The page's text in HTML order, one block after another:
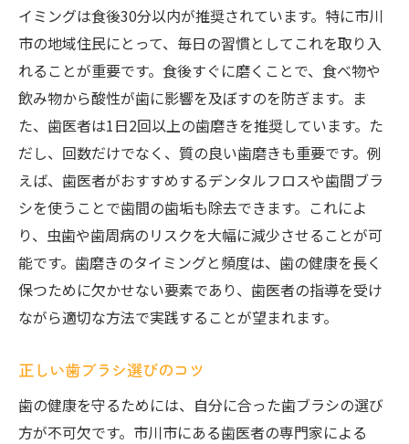
イミングは食後30分以内が推奨されています。特に市川
市の地域住民にとって、毎日の習慣としてこれを取り入
れることが重要です。食後すぐに磨くことで、食べ物や
飲み物から酸性が歯に影響を及ぼすのを防ぎます。ま
た、歯医者は1日2回以上の歯磨きを推奨しています。た
だし、回数だけでなく、質の良い歯磨きも重要です。例
えば、歯医者がおすすめするデンタルフロスや歯間ブラ
シを使うことで歯間の歯垢も除去できます。これによ
り、虫歯や歯周病のリスクを大幅に減少させることが可
能です。歯磨きのタイミングと頻度は、歯の健康を長く
保つために欠かせない要素であり、歯医者の指導を受け
ながら適切な方法で実践することが望まれます。
正しい歯ブラシ選びのコツ
歯の健康を守るためには、自分に合った歯ブラシの選び
方が不可欠です。市川市にある歯医者の専門家による